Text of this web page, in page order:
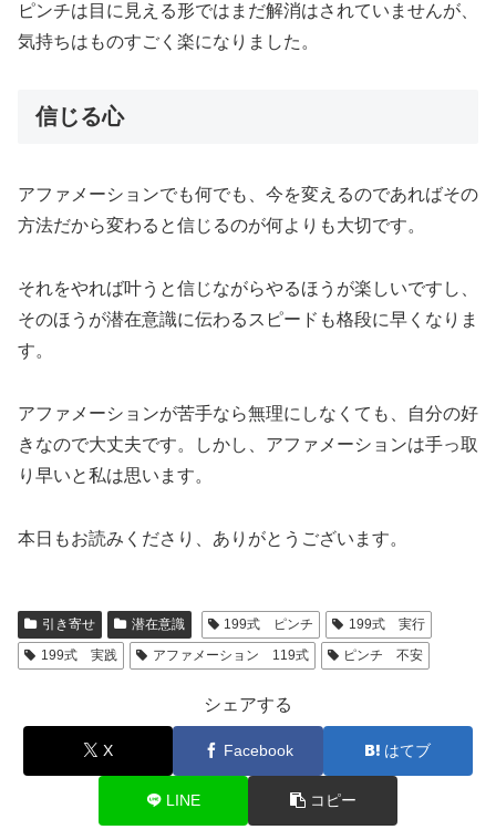
ピンチは目に見える形ではまだ解消はされていませんが、
気持ちはものすごく楽になりました。
信じる心
アファメーションでも何でも、今を変えるのであればその
方法だから変わると信じるのが何よりも大切です。
それをやれば叶うと信じながらやるほうが楽しいですし、
そのほうが潜在意識に伝わるスピードも格段に早くなりま
す。
アファメーションが苦手なら無理にしなくても、自分の好
きなので大丈夫です。しかし、アファメーションは手っ取
り早いと私は思います。
本日もお読みくださり、ありがとうございます。
引き寄せ 潜在意識 199式 ピンチ
199式 実行
199式 実践
アファメーション 119式 ピンチ 不安
シェアする
X Facebook はてブ
LINE コピー